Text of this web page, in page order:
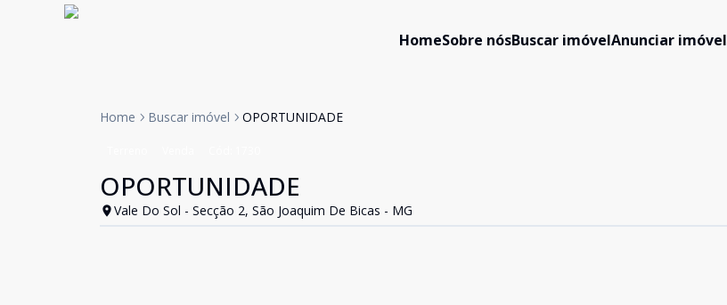
HomeSobre nósBuscar imóvelAnunciar imóvel
Home Buscar imóvel OPORTUNIDADE
OPORTUNIDADE
Vale Do Sol - Secção 2, São Joaquim De Bicas - MG